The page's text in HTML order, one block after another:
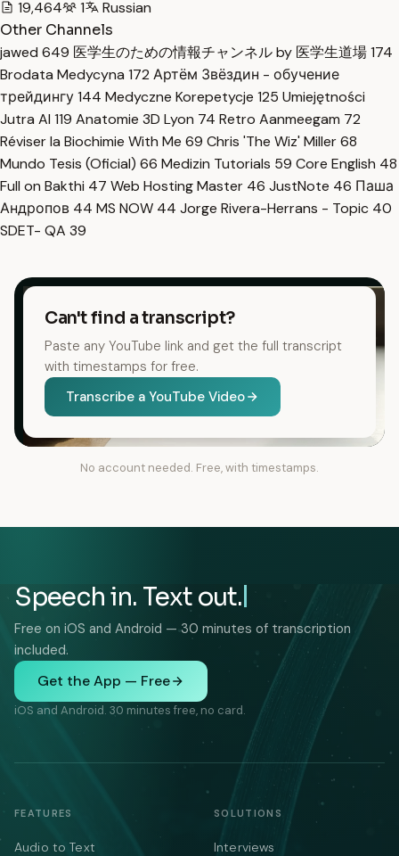
19,464 1
Russian
Other Channels
jawed 649 医学生のための情報チャンネル by 医学生道場174
Brodata Medycyna 172 Артём Звёздин - обучение
трейдингу144 Medyczne Korepetycje 125 Umiejętności
Jutra AI 119 Anatomie 3D Lyon 74 Retro Aanmeegam 72
Réviser la Biochimie With Me 69 Chris 'The Wiz' Miller68
Mundo Tesis (Oficial) 66 Medizin Tutorials 59 Core English 48
Full on Bakthi 47 Web Hosting Master 46 JustNote 46 Паша
Андропов 44 MS NOW 44 Jorge Rivera-Herrans - Topic 40
SDET- QA 39
Can't find a transcript?
Paste any YouTube link and get the full transcript
with timestamps for free.
Transcribe a YouTube Video
No account needed. Free, with timestamps.
Speech in. Text out.
Free on iOS and Android — 30 minutes of transcription
included.
Get the App — Free
iOS and Android. 30 minutes free, no card.
FEATURES
Audio to Text
SOLUTIONS
Interviews